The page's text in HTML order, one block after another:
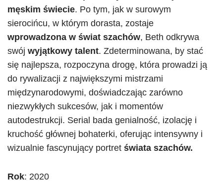
męskim świecie. Po tym, jak w surowym
sierocińcu, w którym dorasta, zostaje
wprowadzona w świat szachów, Beth odkrywa
swój wyjątkowy talent. Zdeterminowana, by stać
się najlepsza, rozpoczyna drogę, która prowadzi ją
do rywalizacji z największymi mistrzami
międzynarodowymi, doświadczając zarówno
niezwykłych sukcesów, jak i momentów
autodestrukcji. Serial bada genialność, izolację i
kruchość głównej bohaterki, oferując intensywny i
wizualnie fascynujący portret świata szachów.
Rok: 2020